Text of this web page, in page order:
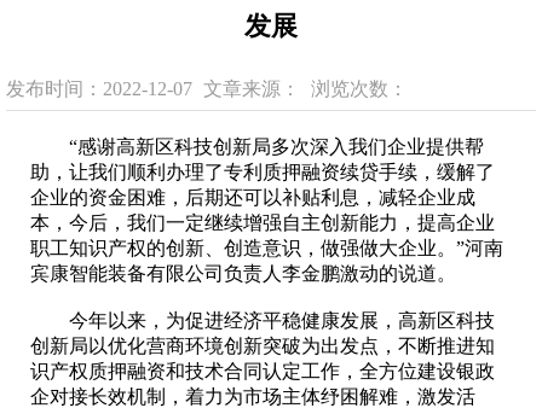
发展
发布时间：2022-12-07 文章来源： 浏览次数：
“感谢高新区科技创新局多次深入我们企业提供帮
助，让我们顺利办理了专利质押融资续贷手续，缓解了
企业的资金困难，后期还可以补贴利息，减轻企业成
本，今后，我们一定继续增强自主创新能力，提高企业
职工知识产权的创新、创造意识，做强做大企业。”河南
宾康智能装备有限公司负责人李金鹏激动的说道。
今年以来，为促进经济平稳健康发展，高新区科技
创新局以优化营商环境创新突破为出发点，不断推进知
识产权质押融资和技术合同认定工作，全方位建设银政
企对接长效机制，着力为市场主体纾困解难，激发活